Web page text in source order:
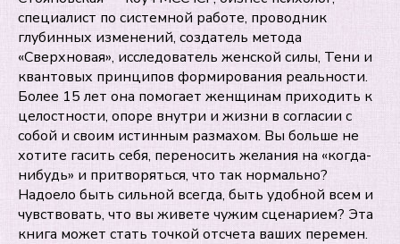
специалист по системной работе, проводник
глубинных изменений, создатель метода
«Сверхновая», исследователь женской силы, Тени и
квантовых принципов формирования реальности.
Более 15 лет она помогает женщинам приходить к
целостности, опоре внутри и жизни в согласии с
собой и своим истинным размахом. Вы больше не
хотите гасить себя, переносить желания на «когда-
нибудь» и притворяться, что так нормально?
Надоело быть сильной всегда, быть удобной всем и
чувствовать, что вы живете чужим сценарием? Эта
книга может стать точкой отсчета ваших перемен.